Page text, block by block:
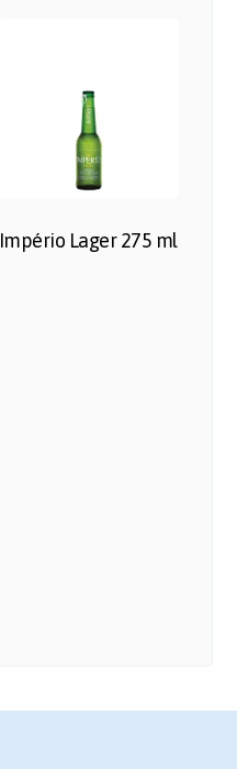
Império Lager 275 ml